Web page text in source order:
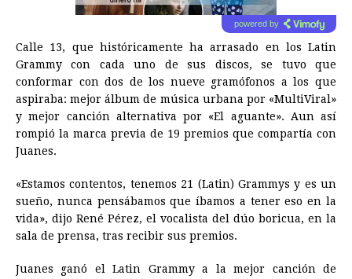
powered by
Calle 13, que históricamente ha arrasado en los Latin
Grammy con cada uno de sus discos, se tuvo que
conformar con dos de los nueve gramófonos a los que
aspiraba: mejor álbum de música urbana por «MultiViral»
y mejor canción alternativa por «El aguante». Aun así
rompió la marca previa de 19 premios que compartía con
Juanes.
«Estamos contentos, tenemos 21 (Latin) Grammys y es un
sueño, nunca pensábamos que íbamos a tener eso en la
vida», dijo René Pérez, el vocalista del dúo boricua, en la
sala de prensa, tras recibir sus premios.
Juanes ganó el Latin Grammy a la mejor canción de